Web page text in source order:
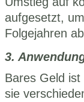
aufgesetzt,
Folgejahren
3.
Bares Geld
sie